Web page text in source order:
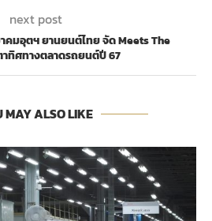
next post
คมอุตฯ ยานยนต์ไทย จัด Meets The
ทิศทางตลาดรถยนต์ปี 67
MAY ALSO LIKE